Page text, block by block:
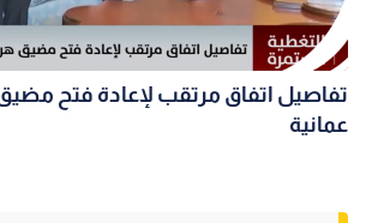
تفاصيل اتفاق مرتقب لإعادة فتح
عمانية